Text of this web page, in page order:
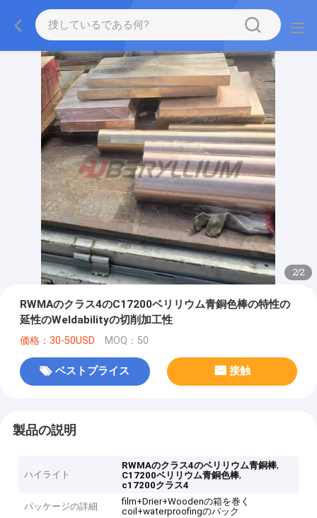
2/2
RWMAのクラス4のC17200ベリリウム青銅色棒の特性の
延性のWeldabilityの切削加工性
価格：30-50USD MOQ：50
ベストプライス 接触
製品の説明
ハイライト
RWMAのクラス4のベリリウム青銅棒,
C17200ベリリウム青銅色棒,
c17200クラス4
パッケージの詳細
film+Drier+Woodenの箱を巻く
coil+waterproofingのパック